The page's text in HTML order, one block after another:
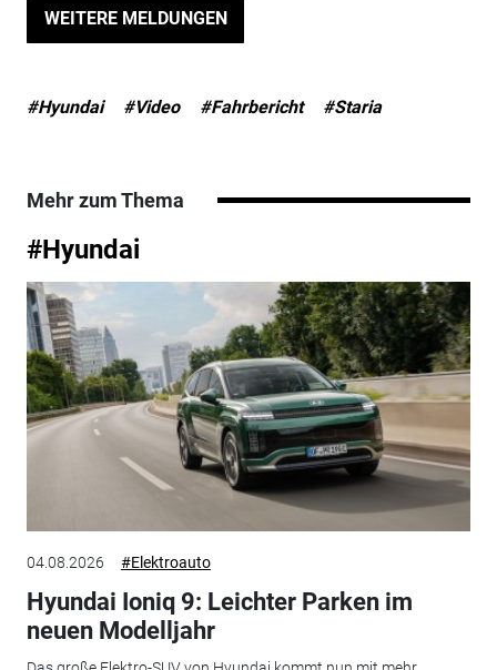
WEITERE MELDUNGEN
#Hyundai #Video #Fahrbericht #Staria
Mehr zum Thema
#Hyundai
04.08.2026 #Elektroauto
Hyundai Ioniq 9: Leichter Parken im
neuen Modelljahr